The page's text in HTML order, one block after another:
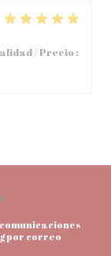
/ Precio:
*
por correo